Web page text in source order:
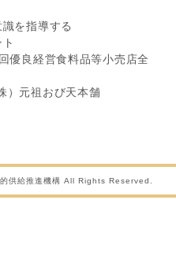
を指導する
良経営食料品等小売店全
元祖おび天本舗
供給推進機構 All Rights Reserved.